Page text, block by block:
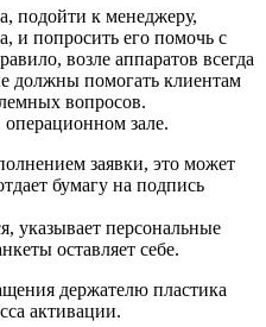
подойти к менеджеру,
и попросить его помочь с
возле аппаратов всегда
должны помогать клиентам
вопросов.
операционном зале.
заявки, это может
бумагу на подпись
указывает персональные
оставляет себе.
держателю пластика
активации.